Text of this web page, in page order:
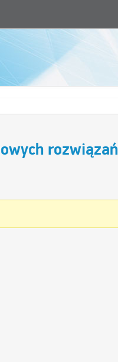
rozwiązań